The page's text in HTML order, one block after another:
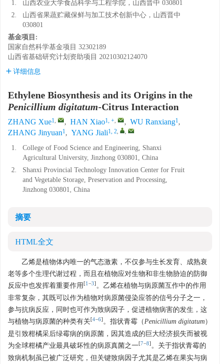
1.
山西农业大学食品科学与工程学院，山西晋中 030801
2.
山西省果蔬贮藏保鲜与加工技术创新中心，山西晋中
030801
基金项目:
国家自然科学基金项目 32302189
山西省基础研究计划资助项目 20210302124070
详细信息
Ethylene Biosynthesis and its Origins in the
Penicillium digitatum-Citrus Interaction
ZHANG Xue1, , HAN Xiao1, +, , WU Ranxiang1,
ZHANG Jinyuan1, YANG Jiali1, 2, ,
1.
College of Food Science and Engineering, Shanxi
Agricultural University, Jinzhong 030801, China
2.
Shanxi Provincial Technology Innovation Center for Fruit
and Vegetable Storage, Preservation and Processing,
Jinzhong 030801, China
摘要
HTML全文
乙烯是植物体内唯一的气态激素，不仅参与生长发育、成熟衰
老等多个生理代谢过程，而且在植物应对生物和非生物胁迫的防御
反应中也发挥着重要作用 [1 −3] 。乙烯在植物与病原菌互作中的作用
非常复杂，其既可以作为植物对病原菌侵染应答的信号分子之一，
参与抗病反应，同时也可作为致病因子，促进植物病害的发生，这
与植物与病原菌的种类有关[4−6] 。指状青霉（Penicillium digitatum）
是引致柑橘采后绿霉病的病原菌，因其造成的巨大经济损失而被视
为全球柑橘产业最具破坏性的病原真菌之一[7−8] 。关于指状青霉的
致病机制虽已被广泛研究，但关键致病因子尤其是乙烯在果实与病